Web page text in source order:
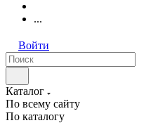
...
Войти
Каталог
По всему сайту
По каталогу